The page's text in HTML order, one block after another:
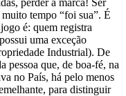
perder a marca! Ser
tempo “foi sua”. É
é: quem registra
uma exceção
Industrial). De
pessoa que, de boa-fé, na
no País, há pelo menos
para distinguir